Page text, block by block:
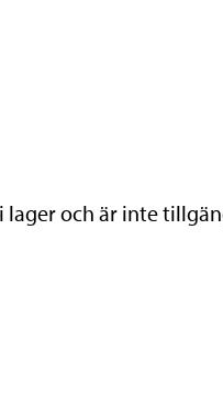
lager och är inte